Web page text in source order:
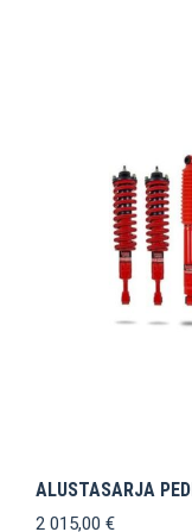
ALUSTASARJA
2 015,00 €